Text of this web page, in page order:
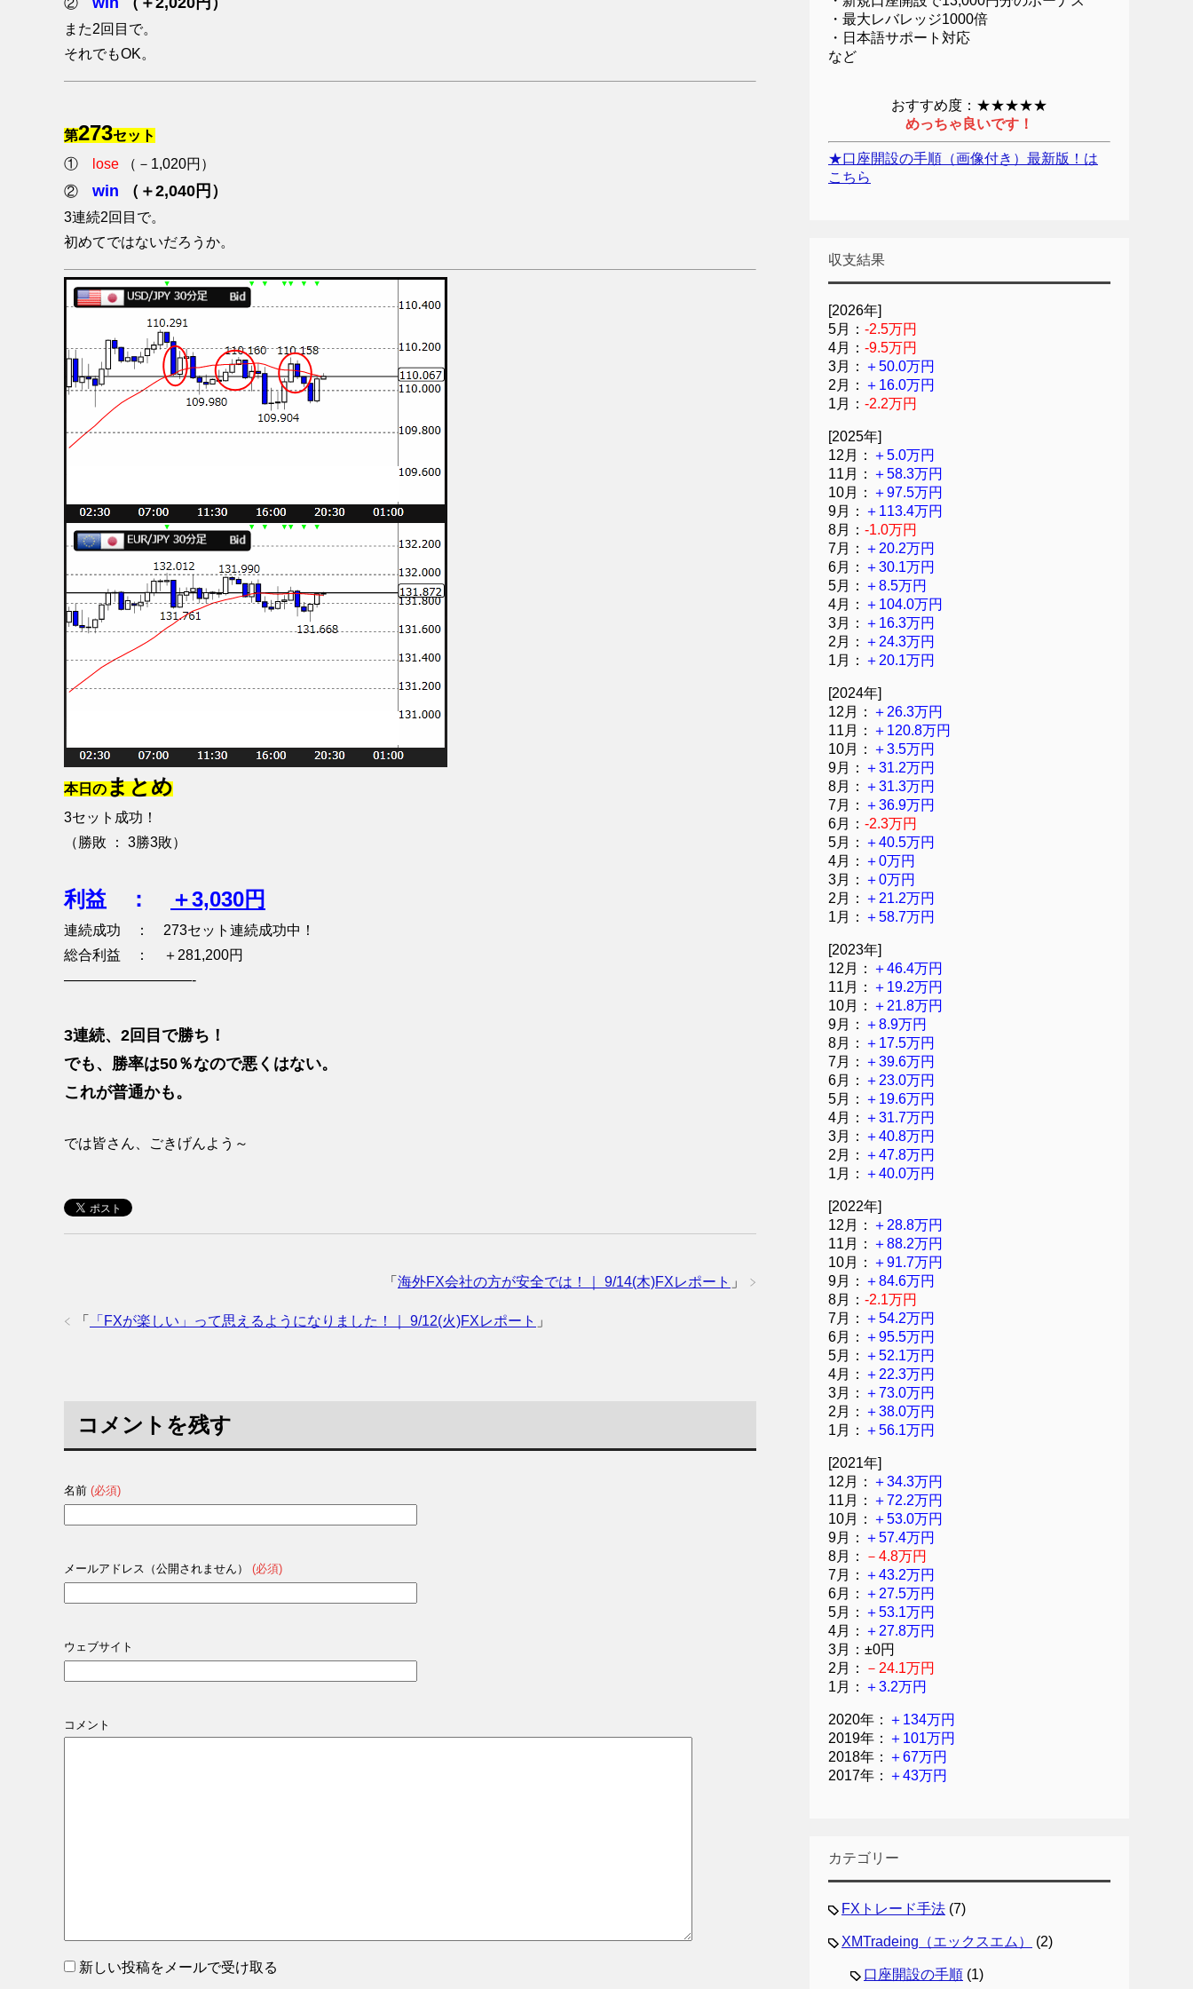
②
また2回目で。
それでもOK。
第273セット
①
lose （－1,020円）
② win （＋2,040円）
3連続2回目で。
初めてではないだろうか。
本日のまとめ
3セット成功！
（勝敗 ： 3勝3敗）
利益 ： ＋3,030円
連続成功 ： 273セット連続成功中！
総合利益 ： ＋281,200円
—————————-
3連続、2回目で勝ち！
でも、勝率は50％なので悪くはない。
これが普通かも。
では皆さん、ごきげんよう～
「 海外FX会社の方が安全では！｜ 9/14(木)FXレポート 」
「 「FXが楽しい」って思えるようになりました！｜ 9/12(火)FXレポート 」
コメントを残す
名前 (必須)
メールアドレス（公開されません） (必須)
ウェブサイト
コメント
新しい投稿をメールで受け取る
・最大レバレッジ1000倍
・日本語サポート対応
など
おすすめ度：★★★★★
めっちゃ良いです！
★口座開設の手順（画像付き）最新版！は
こちら
収支結果
[2026年]
5月： -2.5万円
4月： -9.5万円
3月： ＋50.0万円
2月： ＋16.0万円
1月： -2.2万円
[2025年]
12月： ＋5.0万円
11月： ＋58.3万円
10月： ＋97.5万円
9月： ＋113.4万円
8月： -1.0万円
7月： ＋20.2万円
6月： ＋30.1万円
5月： ＋8.5万円
4月： ＋104.0万円
3月： ＋16.3万円
2月： ＋24.3万円
1月： ＋20.1万円
[2024年]
12月： ＋26.3万円
11月： ＋120.8万円
10月： ＋3.5万円
9月： ＋31.2万円
8月： ＋31.3万円
7月： ＋36.9万円
6月： -2.3万円
5月： ＋40.5万円
4月： ＋0万円
3月： ＋0万円
2月： ＋21.2万円
1月： ＋58.7万円
[2023年]
12月： ＋46.4万円
11月： ＋19.2万円
10月： ＋21.8万円
9月： ＋8.9万円
8月： ＋17.5万円
7月： ＋39.6万円
6月： ＋23.0万円
5月： ＋19.6万円
4月： ＋31.7万円
3月： ＋40.8万円
2月： ＋47.8万円
1月： ＋40.0万円
[2022年]
12月： ＋28.8万円
11月： ＋88.2万円
10月： ＋91.7万円
9月： ＋84.6万円
8月： -2.1万円
7月： ＋54.2万円
6月： ＋95.5万円
5月： ＋52.1万円
4月： ＋22.3万円
3月： ＋73.0万円
2月： ＋38.0万円
1月： ＋56.1万円
[2021年]
12月： ＋34.3万円
11月： ＋72.2万円
10月： ＋53.0万円
9月： ＋57.4万円
8月：
－4.8万円
7月： ＋43.2万円
6月： ＋27.5万円
5月： ＋53.1万円
4月： ＋27.8万円
3月：±0円
2月：
－24.1万円
1月： ＋3.2万円
2020年： ＋134万円
2019年： ＋101万円
2018年： ＋67万円
2017年： ＋43万円
カテゴリー
FXトレード手法 (7)
XMTradeing（エックスエム） (2)
口座開設の手順 (1)